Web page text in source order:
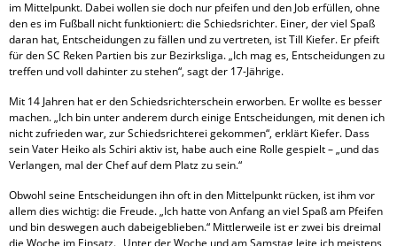
im Mittelpunkt. Dabei wollen sie doch nur pfeifen und den Job erfüllen, ohne
den es im Fußball nicht funktioniert: die Schiedsrichter. Einer, der viel Spaß
daran hat, Entscheidungen zu fällen und zu vertreten, ist Till Kiefer. Er pfeift
für den SC Reken Partien bis zur Bezirksliga. „Ich mag es, Entscheidungen zu
treffen und voll dahinter zu stehen“, sagt der 17-Jährige.
Mit 14 Jahren hat er den Schiedsrichterschein erworben. Er wollte es besser
machen. „Ich bin unter anderem durch einige Entscheidungen, mit denen ich
nicht zufrieden war, zur Schiedsrichterei gekommen“, erklärt Kiefer. Dass
sein Vater Heiko als Schiri aktiv ist, habe auch eine Rolle gespielt – „und das
Verlangen, mal der Chef auf dem Platz zu sein.“
Obwohl seine Entscheidungen ihn oft in den Mittelpunkt rücken, ist ihm vor
allem dies wichtig: die Freude. „Ich hatte von Anfang an viel Spaß am Pfeifen
und bin deswegen auch dabeigeblieben.“ Mittlerweile ist er zwei bis dreimal
die Woche im Einsatz. „Unter der Woche und am Samstag leite ich meistens